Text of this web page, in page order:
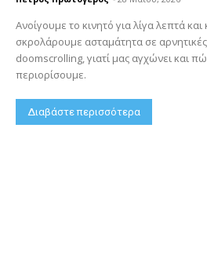
Ανοίγουμε το κινητό για λίγα λεπτά
σκρολάρουμε ασταμάτητα σε αρνητικές
doomscrolling, γιατί μας αγχώνει και
περιορίσουμε.
Διαβάστε περισσότερα